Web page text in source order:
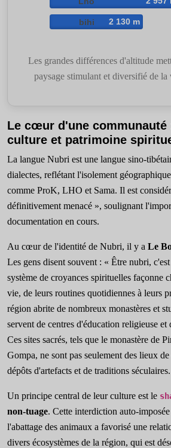
bihi 2 130 m
Les grandes différences d'altitude
paysage stimulant et diversifié de la
Le cœur d'une communauté
culture et patrimoine
La langue Nubri est une langue sino-
dialectes, reflétant l'isolement
comme ProK, LHO et Sama. Il est
définitivement menacé », soulignant
documentation en cours.
Au cœur de l'identité de Nubri, il y a Le
Les gens disent souvent : « Être nubri,
système de croyances spirituelles façonne
vie, de leurs routines quotidiennes à leurs
région abrite de nombreux monastères et
servent de centres d'éducation religieuse
Ces sites sacrés, tels que le monastère de
Gompa, ne sont pas seulement des lieux
dépôts d'artefacts et de traditions séculaires.
Un principe central de leur culture est le
non-tuage. Cette interdiction auto-imposée
l'abattage des animaux a favorisé une
divers écosystèmes de la région, qui est